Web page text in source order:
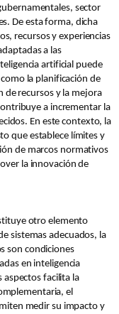
sector
De esta forma, dicha
recursos y experiencias
a las
artificial puede
la planificación de
de recursos y la mejora
a incrementar la
En este contexto, la
que establece límites y
de marcos normativos
la innovación de
otro elemento
sistemas adecuados, la
son condiciones
en inteligencia
aspectos facilita la
el
medir su impacto y